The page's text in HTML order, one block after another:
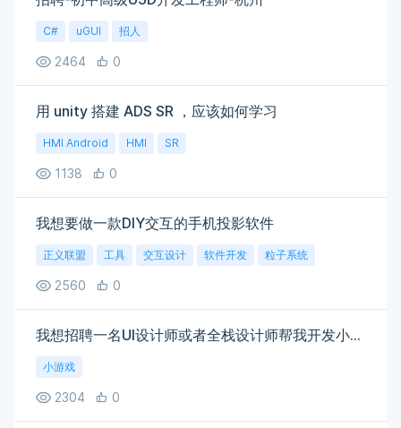
C# uGUI 招人
2464 0
用 unity 搭建 ADS SR ，应该如何学习
HMI Android HMI SR
1138 0
我想要做一款DIY交互的手机投影软件
正义联盟 工具 交互设计 软件开发 粒子系统
2560 0
我想招聘一名UI设计师或者全栈设计师帮我开发小程序游戏
小游戏
2304 0